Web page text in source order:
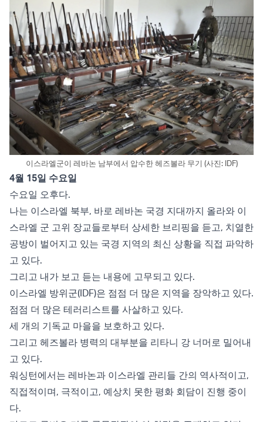
이스라엘군이 레바논 남부에서 압수한 헤즈볼라 무기 (사진: IDF)
4월 15일 수요일
수요일 오후다.
나는 이스라엘 북부, 바로 레바논 국경 지대까지 올라와 이
스라엘 군 고위 장교들로부터 상세한 브리핑을 듣고, 치열한
공방이 벌어지고 있는 국경 지역의 최신 상황을 직접 파악하
고 있다.
그리고 내가 보고 듣는 내용에 고무되고 있다.
이스라엘 방위군(IDF)은 점점 더 많은 지역을 장악하고 있다.
점점 더 많은 테러리스트를 사살하고 있다.
세 개의 기독교 마을을 보호하고 있다.
그리고 헤즈볼라 병력의 대부분을 리타니 강 너머로 밀어내
고 있다.
워싱턴에서는 레바논과 이스라엘 관리들 간의 역사적이고,
직접적이며, 극적이고, 예상치 못한 평화 회담이 진행 중이
다.